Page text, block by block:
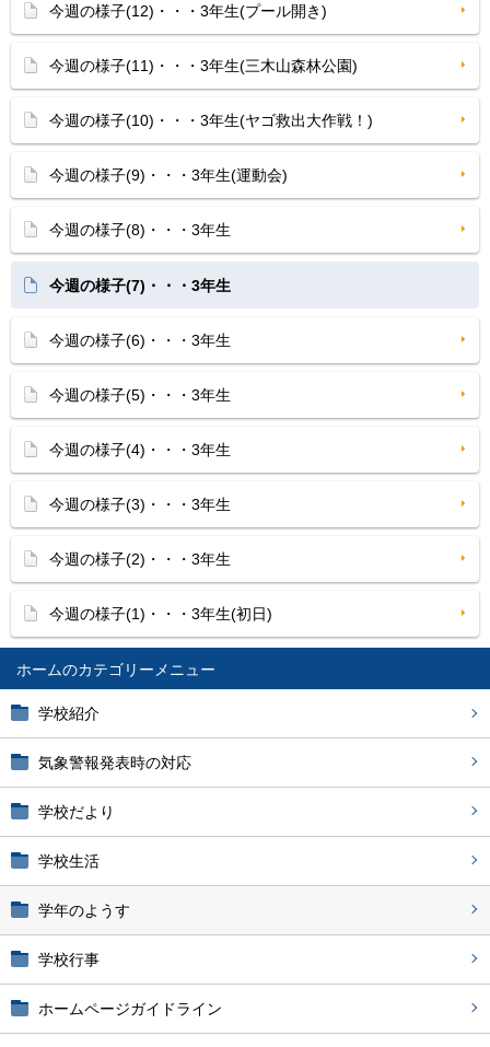
ホーム
学校紹介
気象警報発表時の対応
学校だより
学校生活
学年のようす
学校行事
ホームページガイドライン
今週の様子(12)・・・3年生(プール開き)
今週の様子(11)・・・3年生(三木山森林公園)
今週の様子(10)・・・3年生(ヤゴ救出大作戦！)
今週の様子(9)・・・3年生(運動会)
今週の様子(8)・・・3年生
今週の様子(7)・・・3年生
今週の様子(6)・・・3年生
今週の様子(5)・・・3年生
今週の様子(4)・・・3年生
今週の様子(3)・・・3年生
今週の様子(2)・・・3年生
今週の様子(1)・・・3年生(初日)